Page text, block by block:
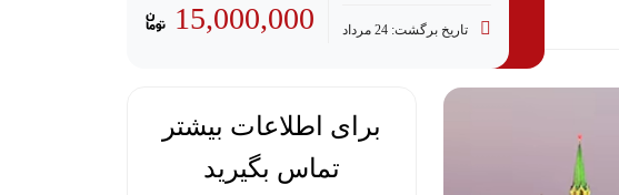
تاریخ برگشت: 24 مرداد 15,000,000
برای اطلاعات بیشتر
تماس بگیرید